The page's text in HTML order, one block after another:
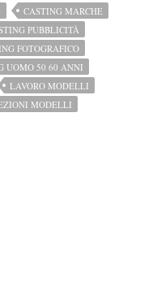
CASTING MARCHE
PUBBLICITÀ
FOTOGRAFICO
UOMO 50 60 ANNI
LAVORO MODELLI
MODELLI